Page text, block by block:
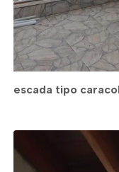
escada tipo